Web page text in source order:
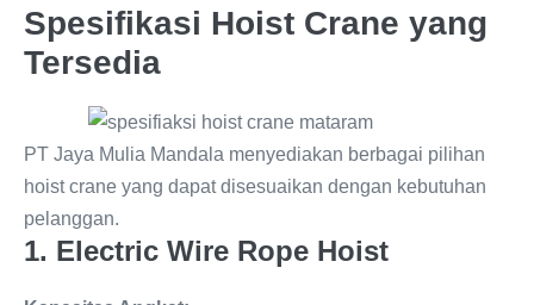
Spesifikasi Hoist Crane yang
Tersedia
PT Jaya Mulia Mandala menyediakan berbagai pilihan
hoist crane yang dapat disesuaikan dengan kebutuhan
pelanggan.
1. Electric Wire Rope Hoist